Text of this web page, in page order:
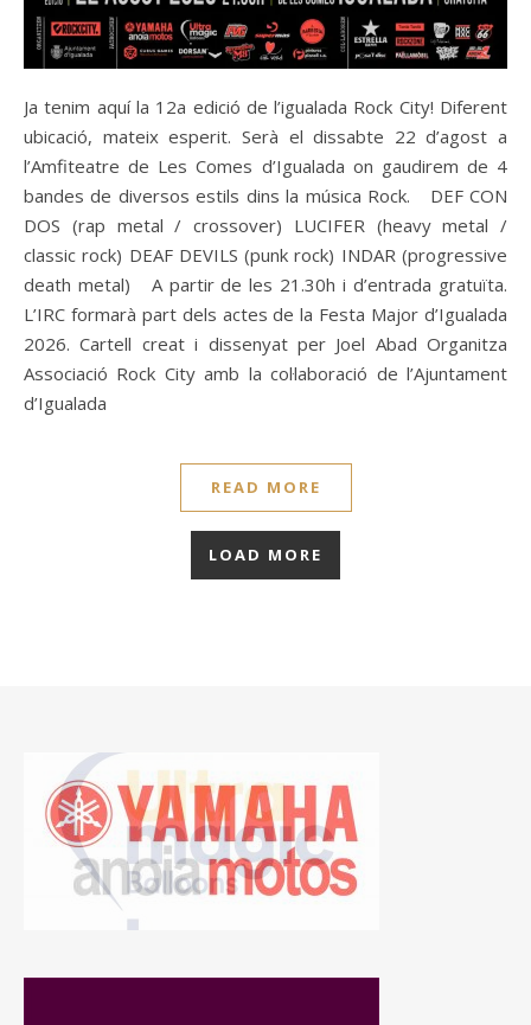
Ja tenim aquí la 12a edició de l’igualada Rock City! Diferent
ubicació, mateix esperit. Serà el dissabte 22 d’agost a
l’Amfiteatre de Les Comes d’Igualada on gaudirem de 4
bandes de diversos estils dins la música Rock. DEF CON
DOS (rap metal / crossover) LUCIFER (heavy metal /
classic rock) DEAF DEVILS (punk rock) INDAR (progressive
death metal) A partir de les 21.30h i d’entrada gratuïta.
L’IRC formarà part dels actes de la Festa Major d’Igualada
2026. Cartell creat i dissenyat per Joel Abad Organitza
Associació Rock City amb la col·laboració de l’Ajuntament
d’Igualada
READ MORE
LOAD MORE